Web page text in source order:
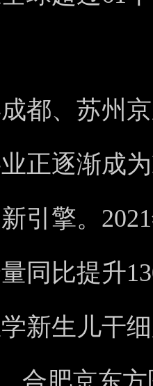
成都、苏州
正逐渐成
引擎。
同比提升
新生儿干